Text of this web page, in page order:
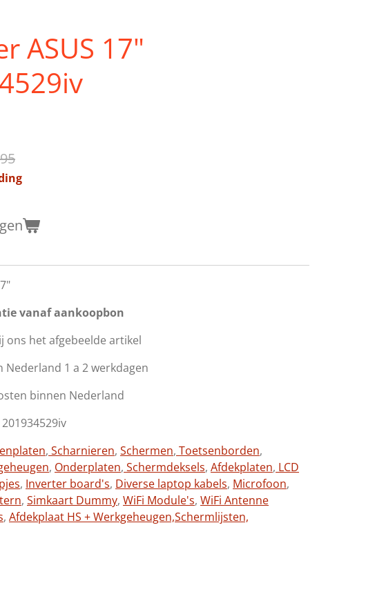
ASUS 17"
vanaf aankoopbon
ons het afgebeelde artikel
Nederland 1 a 2 werkdagen
binnen Nederland
, Scharnieren, Schermen, Toetsenborden,
, Onderplaten, Schermdeksels, Afdekplaten, LCD
, Inverter board's, Diverse laptop kabels, Microfoon,
, Simkaart Dummy, WiFi Module's, WiFi Antenne
, Afdekplaat HS + Werkgeheugen,Schermlijsten,